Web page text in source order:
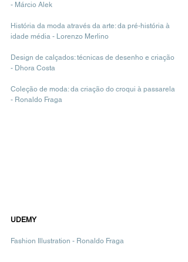
- Márcio Alek
História da moda através da arte: da pré-história à
idade média - Lorenzo Merlino
Design de calçados: técnicas de desenho e criação
- Dhora Costa
Coleção de moda: da criação do croqui à passarela
- Ronaldo Fraga
UDEMY
Fashion Illustration - Ronaldo Fraga